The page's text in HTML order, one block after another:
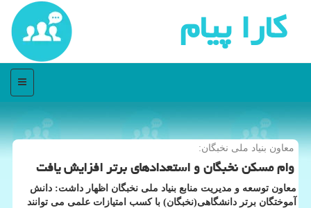
كارا پیام
منو
معاون بنیاد ملی نخبگان:
وام مسكن نخبگان و استعدادهای برتر افزایش یافت
معاون توسعه و مدیریت منابع بنیاد ملی نخبگان اظهار داشت: دانش
آموختگان برتر دانشگاهی(نخبگان) با كسب امتیازات علمی می توانند